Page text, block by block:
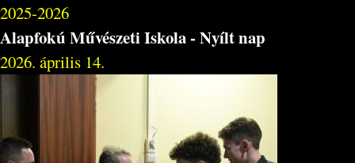
2025-2026
Alapfokú Művészeti Iskola - Nyílt nap
2026. április 14.